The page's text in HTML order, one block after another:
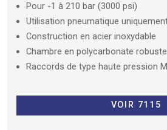
Pour -1 à 210 bar (3000 psi)
Utilisation pneumatique
Construction en acier inoxydable
Chambre en polycarbonate robuste
Raccords de type haute pression
VOIR 7115